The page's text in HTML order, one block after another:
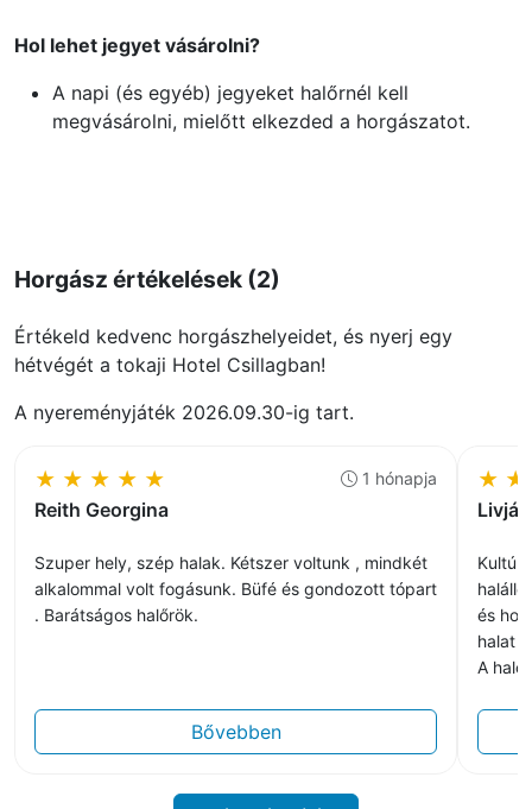
Hol lehet jegyet vásárolni?
A napi (és egyéb) jegyeket halőrnél kell
megvásárolni, mielőtt elkezded a horgászatot.
Horgász értékelések (2)
Értékeld kedvenc horgászhelyeidet, és nyerj egy
hétvégét a tokaji Hotel Csillagban!
A nyereményjáték 2026.09.30-ig tart.
★ ★ ★ ★ ★
Reith Georgina
1 hónapja
Szuper hely, szép halak. Kétszer voltunk , mindkét
alkalommal volt fogásunk. Büfé és gondozott tópart
. Barátságos halőrök.
Bővebben
★ ★
és
halat
A